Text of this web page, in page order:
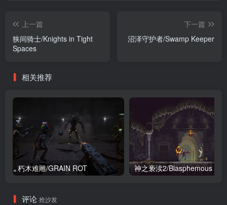
上一篇
狭间骑士/Knights in Tight
Spaces
下一篇
沼泽守护者/Swamp Keeper
相关推荐
朽木难雕/GRAIN ROT 神之亵渎2/Blasphemous 2
评论 抢沙发